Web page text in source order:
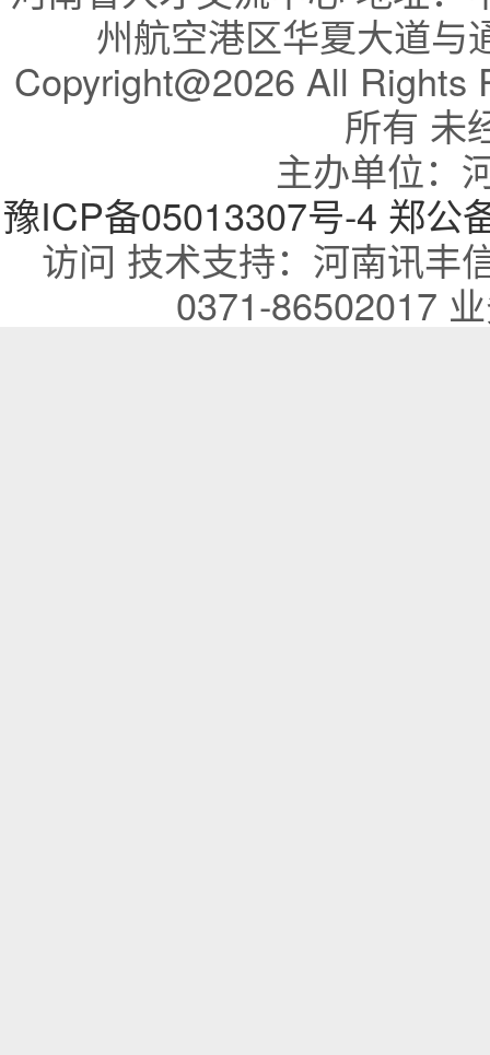
州航空港区华夏大道与
Copyright@2026 All Rights
所有 未
主办单位：
豫ICP备05013307号-4 郑公
访问 技术支持：河南讯丰
0371-86502017